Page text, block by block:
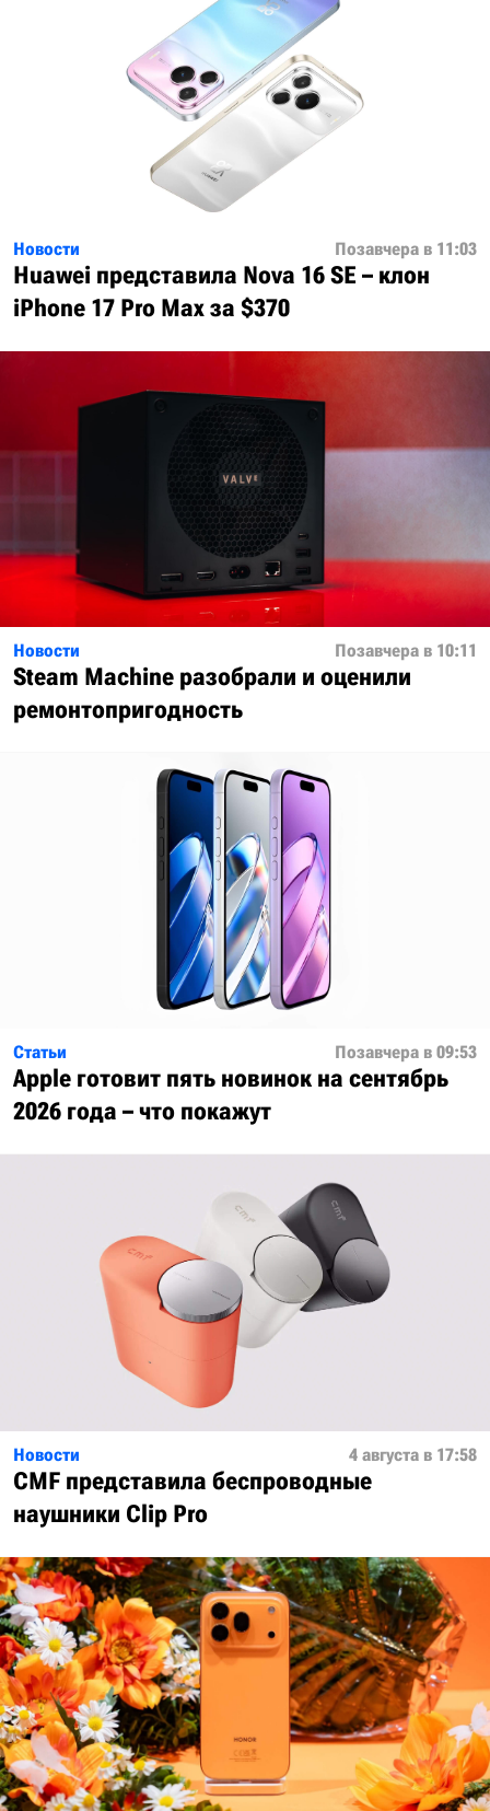
Новости Позавчера в 11:03
Huawei представила Nova 16 SE – клон
iPhone 17 Pro Max за $370
Новости Позавчера в 10:11
Steam Machine разобрали и оценили
ремонтопригодность
Статьи Позавчера в 09:53
Apple готовит пять новинок на сентябрь
2026 года – что покажут
Новости 4 августа в 17:58
CMF представила беспроводные
наушники Clip Pro